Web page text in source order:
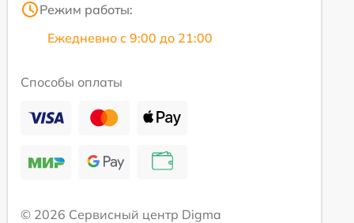
Режим работы:
Ежедневно с 9:00 до 21:00
Способы оплаты
© 2026 Сервисный центр Digma